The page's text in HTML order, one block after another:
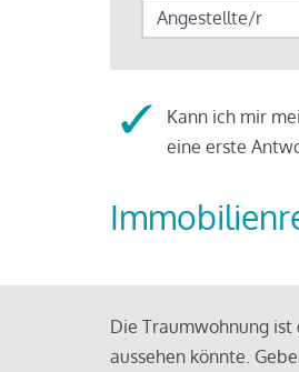
Kann ich mir
eine erste
Die Traumwohnung
aussehen könnte.